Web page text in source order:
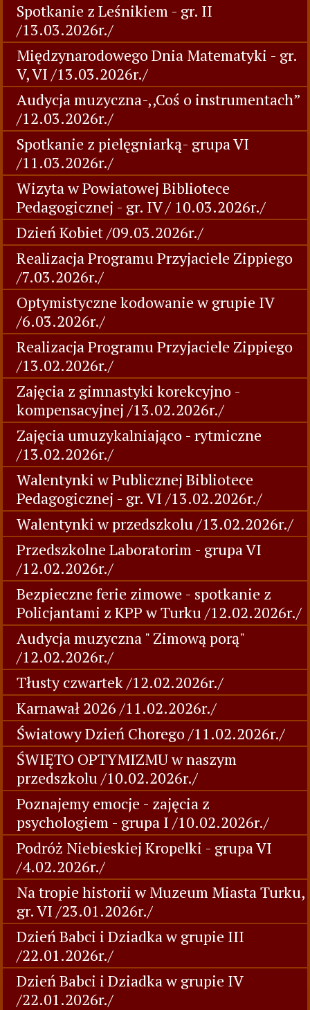
Spotkanie z Leśnikiem - gr. II
/13.03.2026r./
Międzynarodowego Dnia Matematyki - gr.
V, VI /13.03.2026r./
Audycja muzyczna-,,Coś o instrumentach”
/12.03.2026r./
Spotkanie z pielęgniarką- grupa VI
/11.03.2026r./
Wizyta w Powiatowej Bibliotece
Pedagogicznej - gr. IV / 10.03.2026r./
Dzień Kobiet /09.03.2026r./
Realizacja Programu Przyjaciele Zippiego
/7.03.2026r./
Optymistyczne kodowanie w grupie IV
/6.03.2026r./
Realizacja Programu Przyjaciele Zippiego
/13.02.2026r./
Zajęcia z gimnastyki korekcyjno -
kompensacyjnej /13.02.2026r./
Zajęcia umuzykalniająco - rytmiczne
/13.02.2026r./
Walentynki w Publicznej Bibliotece
Pedagogicznej - gr. VI /13.02.2026r./
Walentynki w przedszkolu /13.02.2026r./
Przedszkolne Laboratorim - grupa VI
/12.02.2026r./
Bezpieczne ferie zimowe - spotkanie z
Policjantami z KPP w Turku /12.02.2026r./
Audycja muzyczna " Zimową porą"
/12.02.2026r./
Tłusty czwartek /12.02.2026r./
Karnawał 2026 /11.02.2026r./
Światowy Dzień Chorego /11.02.2026r./
ŚWIĘTO OPTYMIZMU w naszym
przedszkolu /10.02.2026r./
Poznajemy emocje - zajęcia z
psychologiem - grupa I /10.02.2026r./
Podróż Niebieskiej Kropelki - grupa VI
/4.02.2026r./
Na tropie historii w Muzeum Miasta Turku,
gr. VI /23.01.2026r./
Dzień Babci i Dziadka w grupie III
/22.01.2026r./
Dzień Babci i Dziadka w grupie IV
/22.01.2026r./